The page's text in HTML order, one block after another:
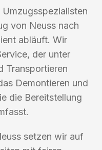
von Neuss nach
abläuft. Wir
der unter
Transportieren
Demontieren und
die Bereitstellung
setzen wir auf